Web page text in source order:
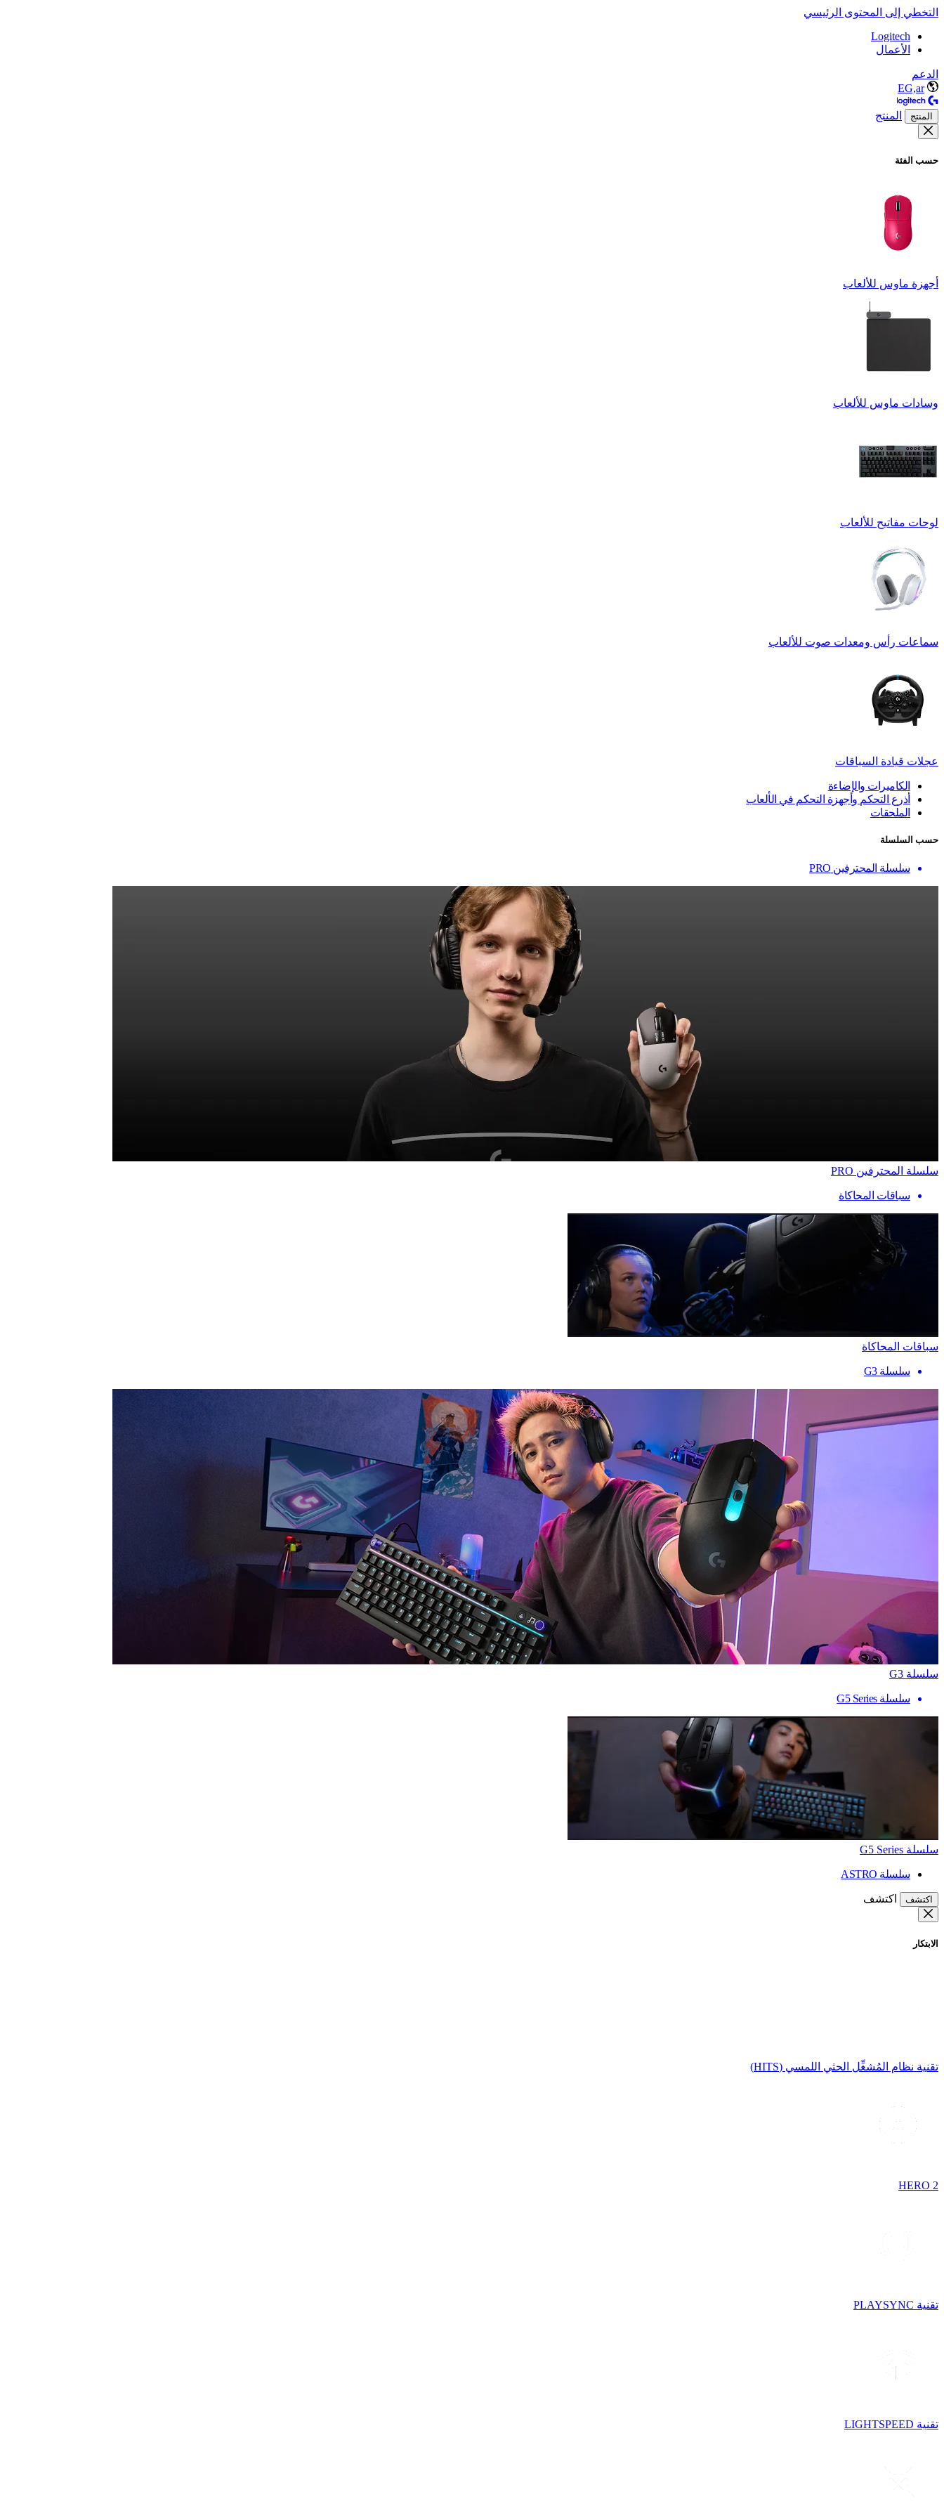
التخطي إلى المحتوى الرئيسي
Logitech
الأعمال
الدعم
EG,ar
المنتج المنتج
حسب الفئة
أجهزة ماوس للألعاب
وسادات ماوس للألعاب
لوحات مفاتيح للألعاب
سماعات رأس ومعدات صوت للألعاب
عجلات قيادة السباقات
الكاميرات والإضاءة
أذرع التحكم وأجهزة التحكم في الألعاب
الملحقات
حسب السلسلة
سلسلة المحترفين PRO
سلسلة المحترفين PRO
سباقات المحاكاة
سباقات المحاكاة
سلسلة G3
سلسلة G3
سلسلة G5 Series
سلسلة G5 Series
سلسلة ASTRO
اكتشف اكتشف
الابتكار
تقنية نظام المُشغِّل الحثي اللمسي (HITS)
HERO 2
تقنية PLAYSYNC
تقنية LIGHTSPEED